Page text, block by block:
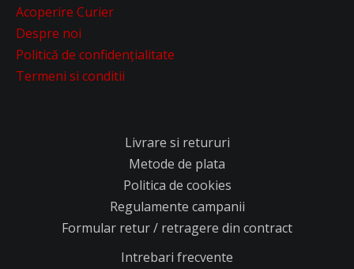
Acoperire Curier
Despre noi
Politică de confidențialitate
Termeni si conditii
Livrare si retururi
Metode de plata
Politica de cookies
Regulamente campanii
Formular retur / retragere din contract
Intrebari frecvente